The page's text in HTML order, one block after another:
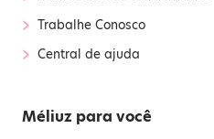
› Trabalhe Conosco
› Central de ajuda
Méliuz para você